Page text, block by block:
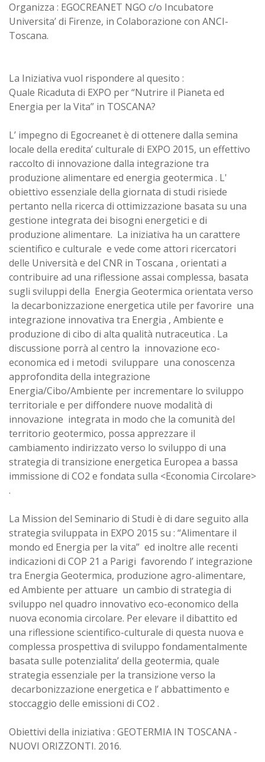
Organizza : EGOCREANET NGO c/o Incubatore
Universita’ di Firenze, in Colaborazione con ANCI-
Toscana.
La Iniziativa vuol rispondere al quesito :
Quale Ricaduta di EXPO per “Nutrire il Pianeta ed
Energia per la Vita” in TOSCANA?
L’ impegno di Egocreanet è di ottenere dalla semina
locale della eredita’ culturale di EXPO 2015, un effettivo
raccolto di innovazione dalla integrazione tra
produzione alimentare ed energia geotermica . L'
obiettivo essenziale della giornata di studi risiede
pertanto nella ricerca di ottimizzazione basata su una
gestione integrata dei bisogni energetici e di
produzione alimentare. La iniziativa ha un carattere
scientifico e culturale e vede come attori ricercatori
delle Università e del CNR in Toscana , orientati a
contribuire ad una riflessione assai complessa, basata
sugli sviluppi della Energia Geotermica orientata verso
la decarbonizzazione energetica utile per favorire una
integrazione innovativa tra Energia , Ambiente e
produzione di cibo di alta qualità nutraceutica . La
discussione porrà al centro la innovazione eco-
economica ed i metodi sviluppare una conoscenza
approfondita della integrazione
Energia/Cibo/Ambiente per incrementare lo sviluppo
territoriale e per diffondere nuove modalità di
innovazione integrata in modo che la comunità del
territorio geotermico, possa apprezzare il
cambiamento indirizzato verso lo sviluppo di una
strategia di transizione energetica Europea a bassa
immissione di CO2 e fondata sulla <Economia Circolare>
.
La Mission del Seminario di Studi è di dare seguito alla
strategia sviluppata in EXPO 2015 su : “Alimentare il
mondo ed Energia per la vita” ed inoltre alle recenti
indicazioni di COP 21 a Parigi favorendo l’ integrazione
tra Energia Geotermica, produzione agro-alimentare,
ed Ambiente per attuare un cambio di strategia di
sviluppo nel quadro innovativo eco-economico della
nuova economia circolare. Per elevare il dibattito ed
una riflessione scientifico-culturale di questa nuova e
complessa prospettiva di sviluppo fondamentalmente
basata sulle potenzialita’ della geotermia, quale
strategia essenziale per la transizione verso la
decarbonizzazione energetica e l’ abbattimento e
stoccaggio delle emissioni di CO2 .
Obiettivi della iniziativa : GEOTERMIA IN TOSCANA -
NUOVI ORIZZONTI. 2016.